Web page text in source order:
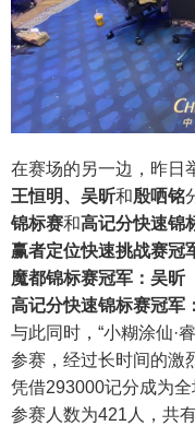
在赛场的另一边，昨日
王恒明、吴昕和殷哂铭
锦标赛和高记分快速锦
赢者定位快速挑战赛冠
魔都锦标赛冠军：吴昕
高记分快速锦标赛冠军
与此同时，“小糊涂仙·
参赛，经过长时间的激
凭借293000记分成为全
参赛人数为421人，共